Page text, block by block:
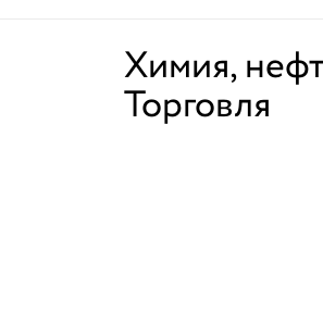
Химия,
Торговля